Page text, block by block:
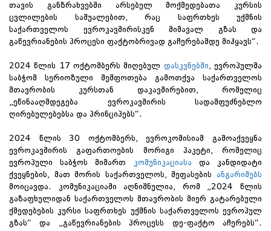
თავის განზრახვებში არსებულ მოქმედებათა კურსის
ცვლილების საშუალებით, რაც საფრთხეს უქმნის
საქართველოს ევროკავშირისკენ მიმავალ გზას და
გაწევრიანების პროცესი ფაქტობრივად გაჩერებამდე მიჰყავს“.
2024 წლის 17 ოქტომბერს მიღებულ დასკვნებში , ევროპულმა
საბჭომ სერიოზული შეშფოთება გამოთქვა საქართველოს
მთავრობის კურსთან დაკავშირებით, რომელიც
„ეწინააღმდეგება ევროკავშირის სადამფუძნებლო
ღირებულებებსა და პრინციპებს“.
2024 წლის 30 ოქტომბერს, ევროკომისიამ გამოაქვეყნა
ევროკავშირის გაფართოების მორიგი პაკეტი, რომელიც
ევროპული საბჭოს მიმართ
კომუნიკაციასა და კანდიდატი
ქვეყნების, მათ შორის საქართველოს, შეფასების ანგარიშებს
მოიცავდა. კომუნიკაციაში აღნიშნულია, რომ „2024 წლის
გაზაფხულიდან საქართველოს მთავრობის მიერ გატარებული
ქმედებების კურსი საფრთხეს უქმნის საქართველოს ევროპულ
გზას“ და „გაწევრიანების პროცესს დე-ფაქტო აჩერებს“.